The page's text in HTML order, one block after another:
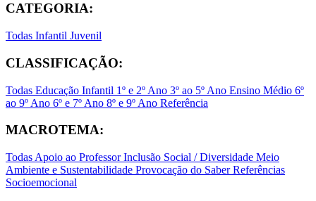
CATEGORIA:
Todas Infantil Juvenil
CLASSIFICAÇÃO:
Todas Educação Infantil 1º e 2º Ano 3º ao 5º Ano Ensino Médio 6º
ao 9º Ano 6º e 7º Ano 8º e 9º Ano Referência
MACROTEMA:
Todas Apoio ao ProfessorInclusão Social / Diversidade Meio
Ambiente e Sustentabilidade Provocação do SaberReferências
Socioemocional